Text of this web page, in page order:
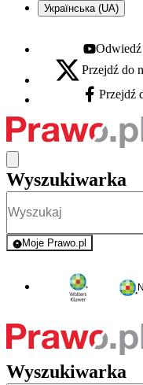
Українська (UA)
Youtube -
Odwiedź
X - otwiera się w
Przejdź do
Facebook -
Przejdź
Wyszukiwarka
Moje Prawo.pl
- rejestracja i
Wyszukiwarka